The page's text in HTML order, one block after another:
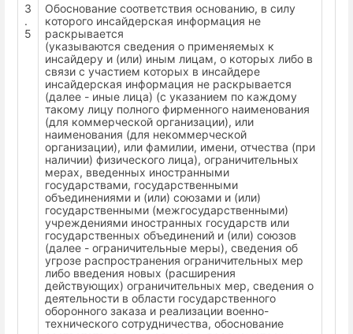
3
.
5
Обоснование соответствия основанию, в силу
которого инсайдерская информация не
раскрывается
(указываются сведения о применяемых к
инсайдеру и (или) иным лицам, о которых либо в
связи с участием которых в инсайдере
инсайдерская информация не раскрывается
(далее - иные лица) (с указанием по каждому
такому лицу полного фирменного наименования
(для коммерческой организации), или
наименования (для некоммерческой
организации), или фамилии, имени, отчества (при
наличии) физического лица), ограничительных
мерах, введенных иностранными
государствами, государственными
объединениями и (или) союзами и (или)
государственными (межгосударственными)
учреждениями иностранных государств или
государственных объединений и (или) союзов
(далее - ограничительные меры), сведения об
угрозе распространения ограничительных мер
либо введения новых (расширения
действующих) ограничительных мер, сведения о
деятельности в области государственного
оборонного заказа и реализации военно-
технического сотрудничества, обоснование